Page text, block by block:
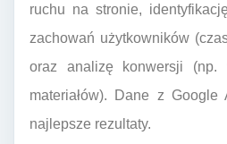
ruchu na stronie,
zachowań użytkowników
oraz analizę konwersji (np.
materiałów). Dane z
najlepsze rezultaty.